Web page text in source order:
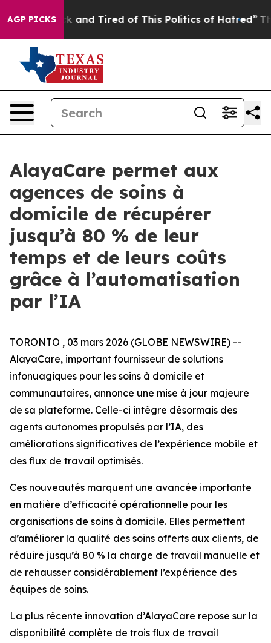
AGP PICKS
Sick and Tired of This Politics of Hatred” The
AlayaCare permet aux
agences de soins à
domicile de récupérer
jusqu’à 80 % de leur
temps et de leurs coûts
grâce à l’automatisation
par l’IA
TORONTO , 03 mars 2026 (GLOBE NEWSWIRE) --
AlayaCare, important fournisseur de solutions
infonuagiques pour les soins à domicile et
communautaires, annonce une mise à jour majeure
de sa plateforme. Celle-ci intègre désormais des
agents autonomes propulsés par l’IA, des
améliorations significatives de l’expérience mobile et
des flux de travail optimisés.
Ces nouveautés marquent une avancée importante
en matière d’efficacité opérationnelle pour les
organisations de soins à domicile. Elles permettent
d’améliorer la qualité des soins offerts aux clients, de
réduire jusqu’à 80 % la charge de travail manuelle et
de rehausser considérablement l’expérience des
équipes de soins.
La plus récente innovation d’AlayaCare repose sur la
disponibilité complète de trois flux de travail